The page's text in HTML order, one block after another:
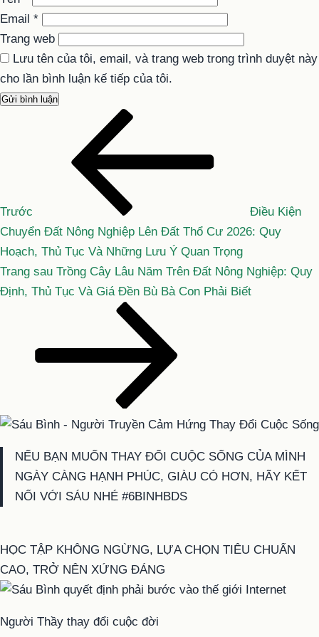
Email *
Trang web
Lưu tên của tôi, email, và trang web trong trình duyệt này
cho lần bình luận kế tiếp của tôi.
viết
Trước
Điều Kiện
Chuyển Đất Nông Nghiệp Lên Đất Thổ Cư 2026: Quy
Hoạch, Thủ Tục Và Những Lưu Ý Quan Trọng
Bài
tiếp
Trang sau Trồng Cây Lâu Năm Trên Đất Nông Nghiệp: Quy
Định, Thủ Tục Và Giá Đền Bù Bà Con Phải Biết
NẾU BẠN MUỐN THAY ĐỔI CUỘC SỐNG CỦA MÌNH
NGÀY CÀNG HẠNH PHÚC, GIÀU CÓ HƠN, HÃY KẾT
NỐI VỚI SÁU NHÉ #6BINHBDS
HỌC TẬP KHÔNG NGỪNG, LỰA CHỌN TIÊU CHUẨN
CAO, TRỞ NÊN XỨNG ĐÁNG
Người Thầy thay đổi cuộc đời